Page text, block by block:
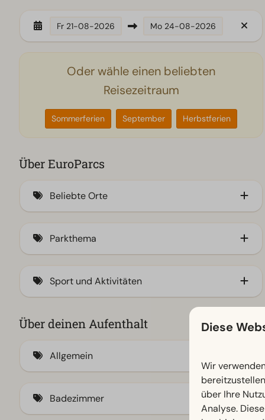
Fr 21-08-2026 Mo 24-08-2026
Oder wähle einen beliebten
Reisezeitraum
Sommerferien September Herbstferien
Über EuroParcs
Beliebte Orte
Achterhoek
Efteling
Parkthema
Sport und Aktivitäten
Hallenbad
Bowlingbahn
Über deinen Aufenthalt
Allgemein
Badezimmer
Diese
Wir
über Ihre
Analyse.